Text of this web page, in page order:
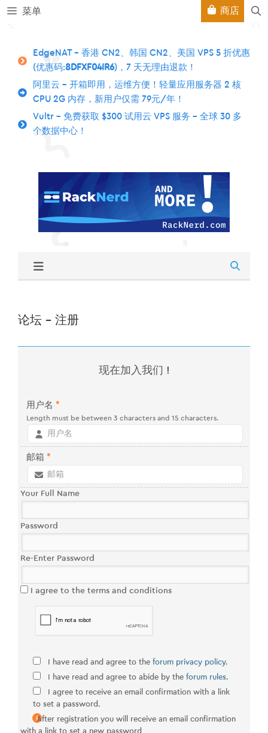
跳
菜单 商店
EdgeNAT – 香港 CN2、韩国 CN2、美国 VPS 5 折优惠
(优惠码:8DFXF04IR6)，7 天无理由退款！
阿里云 – 开箱即用，运维方便！轻量应用服务器 2 核
CPU 2G 内存，新用户仅需 79元/年！
Vultr – 免费获取 $300 试用云 VPS 服务 – 全球 30 多
个数据中心！
论坛 - 注册
现在加入我们 !
用户名 *
Length must be between 3 characters and 15 characters.
邮箱 *
Your Full Name
Password
Re-Enter Password
I agree to the terms and conditions
I have read and agree to the forum privacy policy.
I have read and agree to abide by the forum rules.
I agree to receive an email confirmation with a link
to set a password.
After registration you will receive an email confirmation
with a link to set a new password